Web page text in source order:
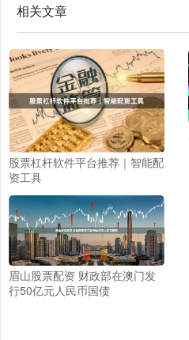
相关文章
股票杠杆软件平台推荐｜智能配
资工具
眉山股票配资 财政部在澳门发
行50亿元人民币国债